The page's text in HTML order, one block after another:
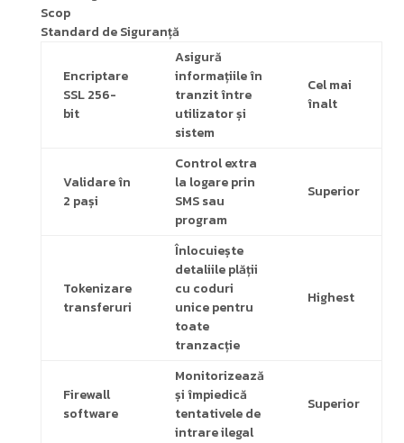
Scop
Standard de Siguranță
Encriptare
SSL 256-
bit
Asigură
informațiile în
tranzit între
utilizator și
sistem
Cel mai
înalt
Validare în
2 pași
Control extra
la logare prin
SMS sau
program
Superior
Tokenizare
transferuri
Înlocuiește
detaliile plății
cu coduri
unice pentru
toate
tranzacție
Highest
Firewall
software
Monitorizează
și împiedică
tentativele de
intrare ilegal
Superior